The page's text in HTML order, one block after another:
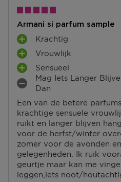
Armani si parfum sample
Een van de betere
krachtige sensuele
ruikt en langer blijven
voor de herfst/winter
zomer voor de avonden
gelegenheden. Ik ruik
geurtje maar kan me
leggen,iets noot/
P
L
U
S
P
N
T
E
N
Krachtig
P
L
U
S
P
U
Vrouwlijk
P
L
S
P
U
N
T
E
N
Sensueel
M
N
P
U
N
T
E
N
Mag Iets Langer
Dan